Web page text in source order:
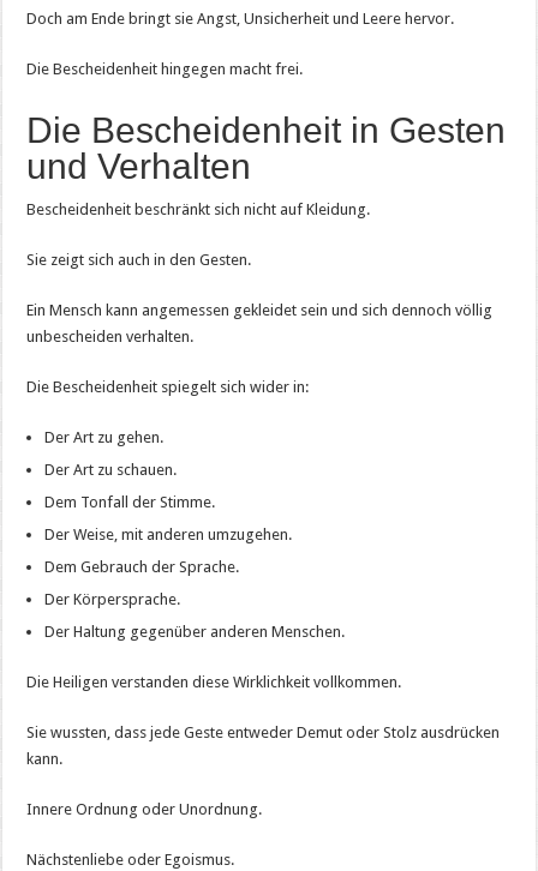
Doch am Ende bringt sie Angst, Unsicherheit und Leere hervor.
Die Bescheidenheit hingegen macht frei.
Die Bescheidenheit in Gesten
und Verhalten
Bescheidenheit beschränkt sich nicht auf Kleidung.
Sie zeigt sich auch in den Gesten.
Ein Mensch kann angemessen gekleidet sein und sich dennoch völlig
unbescheiden verhalten.
Die Bescheidenheit spiegelt sich wider in:
Der Art zu gehen.
Der Art zu schauen.
Dem Tonfall der Stimme.
Der Weise, mit anderen umzugehen.
Dem Gebrauch der Sprache.
Der Körpersprache.
Der Haltung gegenüber anderen Menschen.
Die Heiligen verstanden diese Wirklichkeit vollkommen.
Sie wussten, dass jede Geste entweder Demut oder Stolz ausdrücken
kann.
Innere Ordnung oder Unordnung.
Nächstenliebe oder Egoismus.